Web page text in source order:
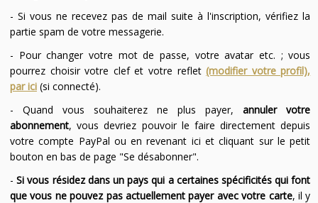
- Si vous ne recevez pas de mail suite à l'inscription, vérifiez la
partie spam de votre messagerie.
- Pour changer votre mot de passe, votre avatar etc. ; vous
pourrez choisir votre clef et votre reflet(modifier votre profil),
par ici(si connecté).
- Quand vous souhaiterez ne plus payer,annuler votre
abonnement, vous devriez pouvoir le faire directement depuis
votre compte PayPal ou en revenant ici et cliquant sur le petit
bouton en bas de page "Se désabonner".
-Si vous résidez dans un pays qui a certaines spécificités qui font
que vous ne pouvez pas actuellement payer avec votre carte, il y